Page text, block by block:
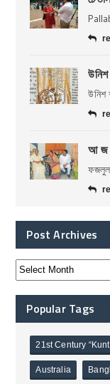
উনিশ
আ জ
ফজলুল
Post Archives
Popular Tags
21st Century
Australia